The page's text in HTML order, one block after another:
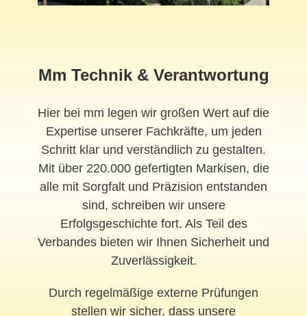
Mm Technik & Verantwortung
Hier bei mm legen wir großen Wert auf die
Expertise unserer Fachkräfte, um jeden
Schritt klar und verständlich zu gestalten.
Mit über 220.000 gefertigten Markisen, die
alle mit Sorgfalt und Präzision entstanden
sind, schreiben wir unsere
Erfolgsgeschichte fort. Als Teil des
Verbandes bieten wir Ihnen Sicherheit und
Zuverlässigkeit.
Durch regelmäßige externe Prüfungen
stellen wir sicher, dass unsere